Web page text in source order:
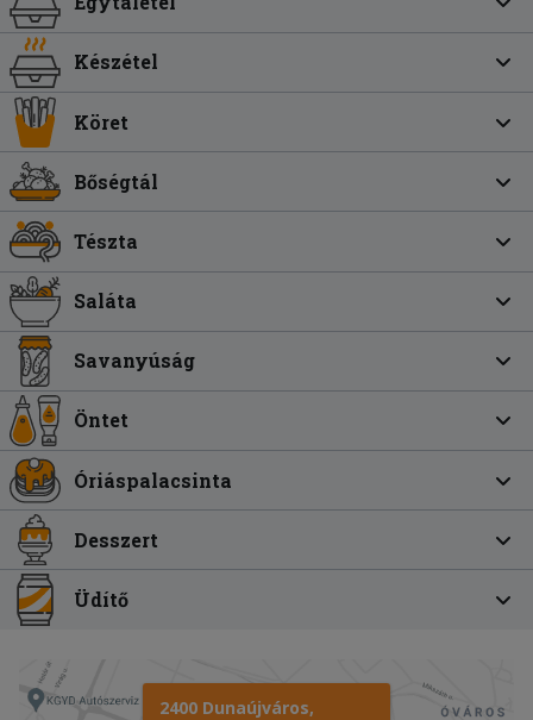
Készétel
Köret
Bőségtál
Tészta
Saláta
Savanyúság
Öntet
Óriáspalacsinta
Desszert
Üdítő
2400 Dunaújváros,